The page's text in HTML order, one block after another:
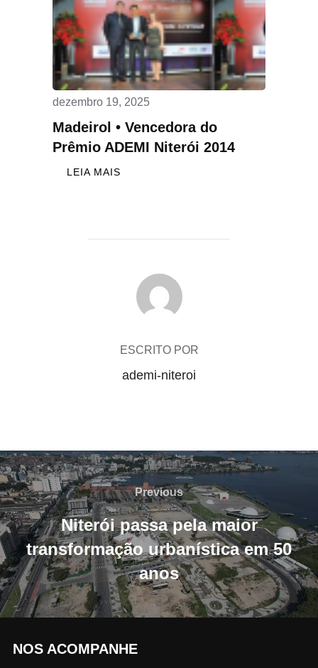
dezembro 19, 2025
Madeirol • Vencedora do
Prêmio ADEMI Niterói 2014
LEIA MAIS
AUTOR DO POST
ESCRITO POR
ademi-niteroi
Navegação
de
Post
Previous
Previous
Niterói passa pela maior
transformação urbanística em 50
anos
NOS ACOMPANHE